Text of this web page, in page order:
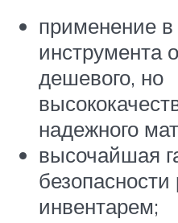
применение в
инструмента
дешевого, но
надежного
высочайшая
инвентарем;